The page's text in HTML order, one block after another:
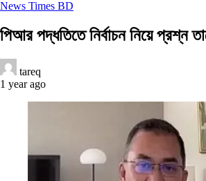
News Times BD
পিআর পদ্ধতিতে নির্বাচন নিয়ে প্রশ্ন
tareq
1 year ago